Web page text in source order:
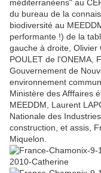
méditerranéens" au
du bureau de la
biodiversité au
performante !) de la
gauche à droite, Olivier
POULET de l'ONEMA,
Gouvernement de
environnement
Ministère des Afffaires
MEEDDM, Laurent
Nationale des
construction, et assis,
Miquelon.